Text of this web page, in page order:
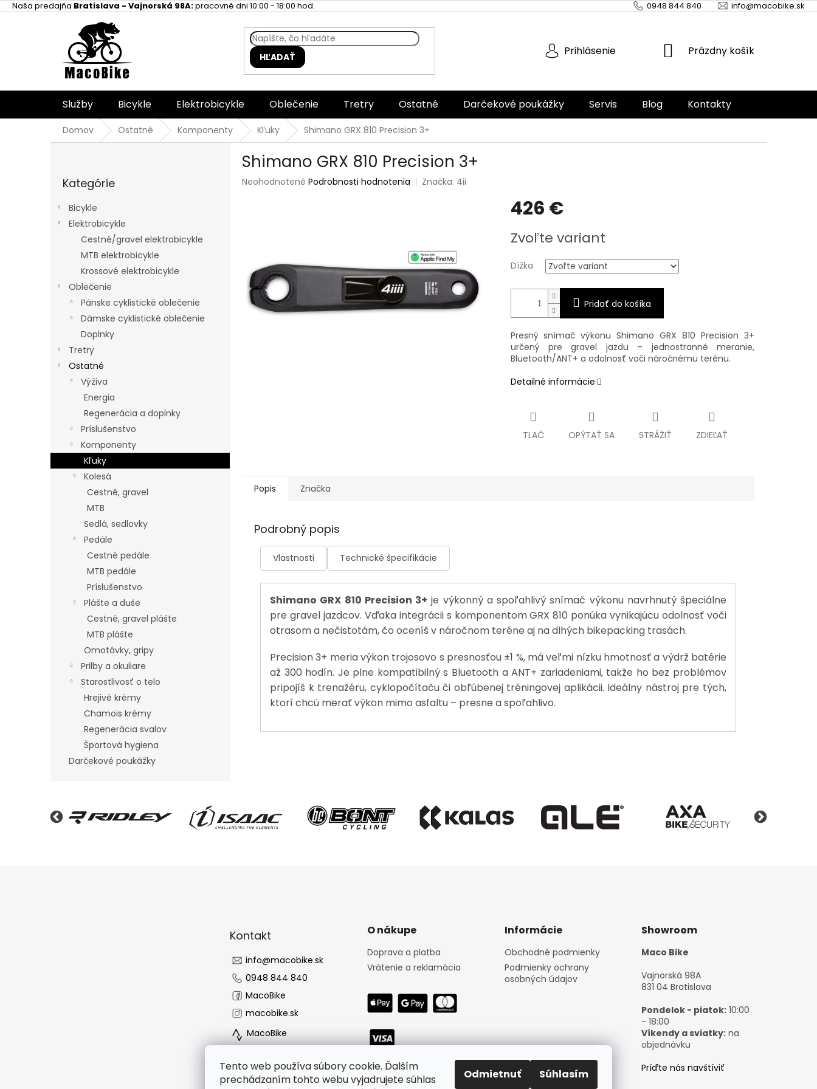
Tento web používa súbory cookie. Ďalším
prechádzaním tohto webu vyjadrujete súhlas
Odmietnuť Súhlasím
PrejsťNaša predajňa Bratislava - Vajnorská 98A:pracovné dni 10:00 - 18:00 hod. 0948 844 840 info@macobike.sk
HĽADAŤ Prihlásenie
NÁKUPNÝ
Prázdny košík
Služby Bicykle Elektrobicykle Oblečenie Tretry Ostatné Darčekové poukážky Servis Blog Kontakty
Domov Ostatné Komponenty Kľuky Shimano GRX 810 Precision 3+
kategórie
Kategórie
Bicykle
Elektrobicykle
Cestné/gravel elektrobicykle
MTB elektrobicykle
Krossové elektrobicykle
Oblečenie
Pánske cyklistické oblečenie
Dámske cyklistické oblečenie
Doplnky
Tretry
Ostatné
Výživa
Energia
Regenerácia a doplnky
Príslušenstvo
Komponenty
Kľuky
Kolesá
Cestné, gravel
MTB
Sedlá, sedlovky
Pedále
Cestné pedále
MTB pedále
Príslušenstvo
Plášte a duše
Cestné, gravel plášte
MTB plášte
Omotávky, gripy
Prilby a okuliare
Starostlivosť o telo
Hrejivé krémy
Chamois krémy
Regenerácia svalov
Športová hygiena
Darčekové poukážky
Shimano GRX 810 Precision 3+
Priemerné
hviezdičiek.
Neohodnotené Podrobnosti hodnotenia Značka: 4ii
426 €
cena:
Zvoľte variant
Dížka
Pridať do košíka
Presný snímač výkonu Shimano GRX 810 Precision 3+
určený pre gravel jazdu – jednostranné meranie,
Bluetooth/ANT+ a odolnosť voči náročnému terénu.
Detailné informácie
TLAČ OPÝTAŤ SA STRÁŽIŤ ZDIEĽAŤ
Popis Značka
Podrobný popis
Vlastnosti Technické špecifikácie
Shimano GRX 810 Precision 3+ je výkonný a spoľahlivý snímač výkonu navrhnutý špeciálne
pre gravel jazdcov. Vďaka integrácii s komponentom GRX 810 ponúka vynikajúcu odolnosť voči
otrasom a nečistotám, čo oceníš v náročnom teréne aj na dlhých bikepacking trasách.
Precision 3+ meria výkon trojosovo s presnosťou ±1 %, má veľmi nízku hmotnosť a výdrž batérie
až 300 hodín. Je plne kompatibilný s Bluetooth a ANT+ zariadeniami, takže ho bez problémov
pripojíš k trenažéru, cyklopočítaču či obľúbenej tréningovej aplikácii. Ideálny nástroj pre tých,
ktorí chcú merať výkon mimo asfaltu – presne a spoľahlivo.
Kontakt
info@macobike.sk
0948 844 840
MacoBike
macobike.sk
MacoBike
O nákupe
Doprava a platba
Vrátenie a reklamácia
Informácie
Obchodné podmienky
Podmienky ochrany
osobných údajov
Showroom
Maco Bike
Vajnorská 98A
831 04 Bratislava
Pondelok - piatok: 10:00
- 18:00
Víkendy a sviatky: na
objednávku
Príďte nás navštíviť